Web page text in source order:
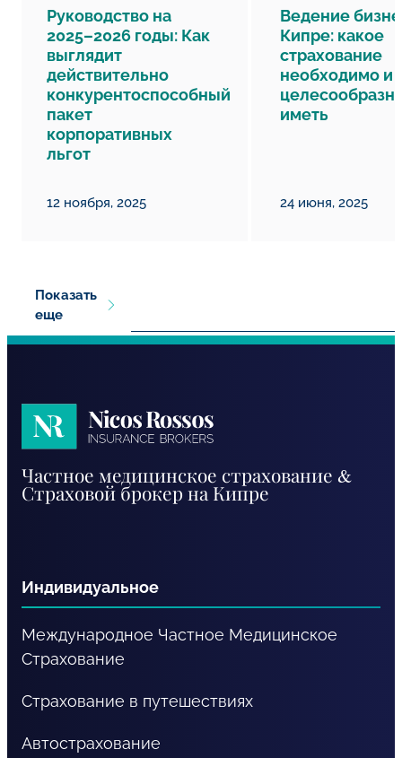
Руководство на
2025–2026 годы: Как
выглядит
действительно
конкурентоспособный
пакет
корпоративных
льгот
12 ноября, 2025
Ведение
Кипре: какое
страхование
необходимо и
иметь
24 июня, 2025
Показать
еще
Rossos
Частное медицинское страхование &
Страховой брокер на Кипре
Индивидуальное
Международное Частное Медицинское
Cтрахование
Страхование в путешествиях
Автострахование